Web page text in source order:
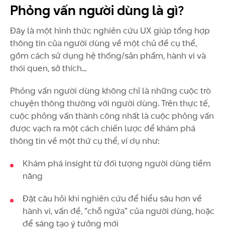
Phỏng vấn người dùng là gì?
Đây là một hình thức nghiên cứu UX giúp tổng hợp
thông tin của người dùng về một chủ đề cụ thể,
gồm cách sử dụng hệ thống/sản phẩm, hành vi và
thói quen, sở thích…
Phỏng vấn người dùng không chỉ là những cuộc trò
chuyện thông thường với người dùng. Trên thực tế,
cuộc phỏng vấn thành công nhất là cuộc phỏng vấn
được vạch ra một cách chiến lược để khám phá
thông tin về một thứ cụ thể, ví dụ như:
Khám phá insight từ đối tượng người dùng tiềm
năng
Đặt câu hỏi khi nghiên cứu để hiểu sâu hơn về
hành vi, vấn đề, “chỗ ngứa” của người dùng, hoặc
để sáng tạo ý tưởng mới